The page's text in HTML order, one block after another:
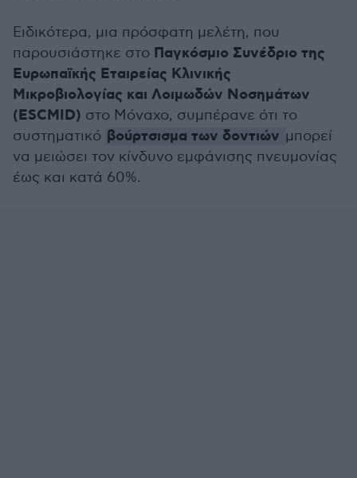
Ειδικότερα, μια πρόσφατη μελέτη, που
παρουσιάστηκε στο Παγκόσμιο Συνέδριο της
Ευρωπαϊκής Εταιρείας Κλινικής
Μικροβιολογίας και Λοιμωδών Νοσημάτων
(ESCMID) στο Μόναχο, συμπέρανε ότι το
συστηματικό βούρτσισμα των δοντιών μπορεί
να μειώσει τον κίνδυνο εμφάνισης πνευμονίας
έως και κατά 60%.